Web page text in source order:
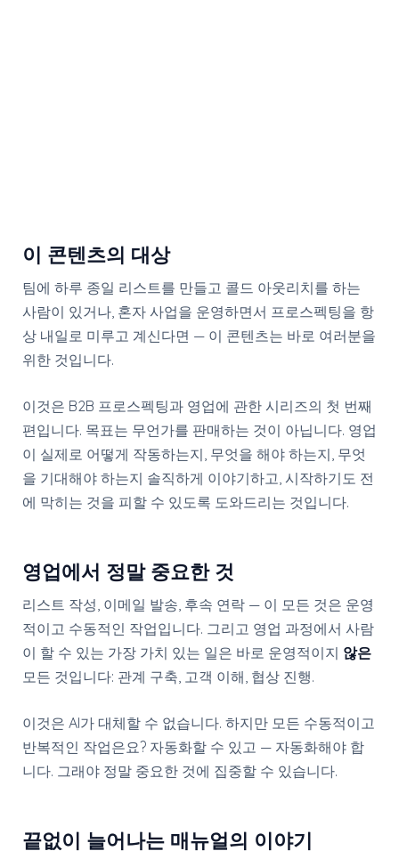
이 콘텐츠의 대상
팀에 하루 종일 리스트를 만들고 콜드 아웃리치를 하는
사람이 있거나, 혼자 사업을 운영하면서 프로스펙팅을 항
상 내일로 미루고 계신다면 — 이 콘텐츠는 바로 여러분을
위한 것입니다.
이것은 B2B 프로스펙팅과 영업에 관한 시리즈의 첫 번째
편입니다. 목표는 무언가를 판매하는 것이 아닙니다. 영업
이 실제로 어떻게 작동하는지, 무엇을 해야 하는지, 무엇
을 기대해야 하는지 솔직하게 이야기하고, 시작하기도 전
에 막히는 것을 피할 수 있도록 도와드리는 것입니다.
영업에서 정말 중요한 것
리스트 작성, 이메일 발송, 후속 연락 — 이 모든 것은 운영
적이고 수동적인 작업입니다. 그리고 영업 과정에서 사람
이 할 수 있는 가장 가치 있는 일은 바로 운영적이지 않은
모든 것입니다: 관계 구축, 고객 이해, 협상 진행.
이것은 AI가 대체할 수 없습니다. 하지만 모든 수동적이고
반복적인 작업은요? 자동화할 수 있고 — 자동화해야 합
니다. 그래야 정말 중요한 것에 집중할 수 있습니다.
끝없이 늘어나는 매뉴얼의 이야기